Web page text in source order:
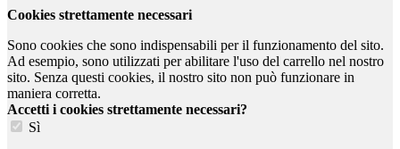
Cookies strettamente necessari
Sono cookies che sono indispensabili per il funzionamento del sito.
Ad esempio, sono utilizzati per abilitare l'uso del carrello nel nostro
sito. Senza questi cookies, il nostro sito non può funzionare in
maniera corretta.
Accetti i cookies strettamente necessari?
Sì